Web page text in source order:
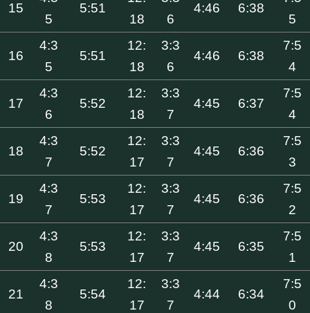
15
5
5:51
18
6
4:46 6:38
5
16
4:3
5
5:51
12:
18
3:3
6
4:46 6:38
7:5
4
17
4:3
6
5:52
12:
18
3:3
7
4:45 6:37
7:5
4
18
4:3
7
5:52
12:
17
3:3
7
4:45 6:36
7:5
3
19
4:3
7
5:53
12:
17
3:3
7
4:45 6:36
7:5
2
20
4:3
8
5:53
12:
17
3:3
7
4:45 6:35
7:5
1
21
4:3
8
5:54
12:
17
3:3
7
4:44 6:34
7:5
0